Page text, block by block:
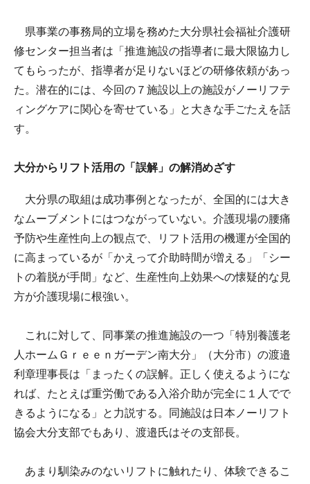
県事業の事務局的立場を務めた大分県社会福祉介護研
修センター担当者は「推進施設の指導者に最大限協力し
てもらったが、指導者が足りないほどの研修依頼があっ
た。潜在的には、今回の７施設以上の施設がノーリフテ
ィングケアに関心を寄せている」と大きな手ごたえを話
す。
大分からリフト活用の「誤解」の解消めざす
大分県の取組は成功事例となったが、全国的には大き
なムーブメントにはつながっていない。介護現場の腰痛
予防や生産性向上の観点で、リフト活用の機運が全国的
に高まっているが「かえって介助時間が増える」「シー
トの着脱が手間」など、生産性向上効果への懐疑的な見
方が介護現場に根強い。
これに対して、同事業の推進施設の一つ「特別養護老
人ホームＧｒｅｅｎガーデン南大分」（大分市）の渡邉
利章理事長は「まったくの誤解。正しく使えるようにな
れば、たとえば重労働である入浴介助が完全に１人でで
きるようになる」と力説する。同施設は日本ノーリフト
協会大分支部でもあり、渡邉氏はその支部長。
あまり馴染みのないリフトに触れたり、体験できるこ